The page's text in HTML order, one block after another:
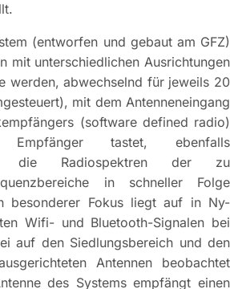
(entworfen und gebaut am GFZ)
mit unterschiedlichen Ausrichtungen
werden, abwechselnd für jeweils 20
mit dem Antenneneingang
(software defined radio)
tastet, ebenfalls
die Radiospektren der zu
in schneller Folge
besonderer Fokus liegt auf in Ny-
Wifi- und Bluetooth-Signalen bei
auf den Siedlungsbereich und den
Antennen beobachtet
des Systems empfängt einen